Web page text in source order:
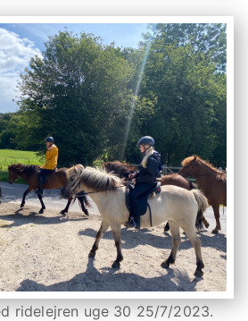
ridelejren uge 30 25/7/2023.